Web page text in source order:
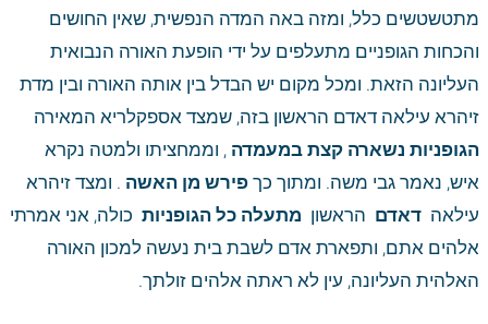
זיהרא עילאה דאדם הראשון בזה, שמצד אספקלריא המאירה
הגופניות נשארה קצת במעמדה
איש, נאמר גבי משה. ומתוך כך פירש מן האשה
עילאה דאדם הראשון מתעלה כל הגופניות
האלהית העליונה, עין לא ראתה אלהים זולתך.